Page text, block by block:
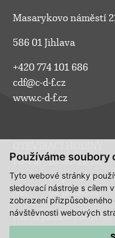
Používáme soubory
Tyto webové stránky
sledovací nástroje s cílem
zobrazení
návštěvnosti webových
Masarykovo náměstí
586 01 Jihlava
+420 774 101 686
cdf@c-d-f.cz
www.c-d-f.cz
Po–Pá:
10.00–18.00
So:
na požádání
Ne:
na požádání
Polední pauza ve všední dny